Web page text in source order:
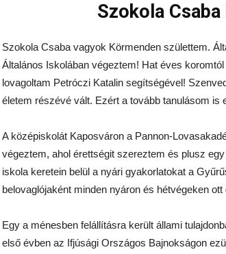
Szokola
Szokola Csaba vagyok Körmenden születtem.
Általános Iskolában végeztem! Hat éves
lovagoltam Petróczi Katalin segítségével!
életem részévé vált. Ezért a tovább tanulásom is
A középiskolát Kaposváron a Pannon-
végeztem, ahol érettségit szereztem és plusz
iskola keretein belül a nyári gyakorlatokat a
belovaglójaként minden nyáron és hétvégeken ott
Egy a ménesben felállításra került állami
első évben az Ifjúsági Országos Bajnokságon